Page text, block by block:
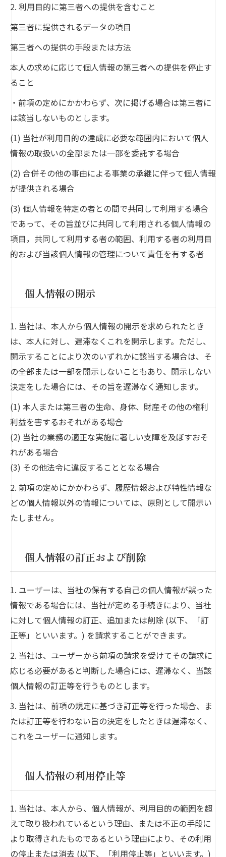
2. 利用目的に第三者への提供を含むこと
第三者に提供されるデータの項目
第三者への提供の手段または方法
本人の求めに応じて個人情報の第三者への提供を停止す
ること
・前項の定めにかかわらず、次に掲げる場合は第三者に
は該当しないものとします。
(1) 当社が利用目的の達成に必要な範囲内において個人
情報の取扱いの全部または一部を委託する場合
(2) 合併その他の事由による事業の承継に伴って個人情報
が提供される場合
(3) 個人情報を特定の者との間で共同して利用する場合
であって、その旨並びに共同して利用される個人情報の
項目，共同して利用する者の範囲、利用する者の利用目
的および当該個人情報の管理について責任を有する者
個人情報の開示
1. 当社は、本人から個人情報の開示を求められたとき
は、本人に対し、遅滞なくこれを開示します。ただし、
開示することにより次のいずれかに該当する場合は、そ
の全部または一部を開示しないこともあり、開示しない
決定をした場合には、その旨を遅滞なく通知します。
(1) 本人または第三者の生命、身体、財産その他の権利
利益を害するおそれがある場合
(2) 当社の業務の適正な実施に著しい支障を及ぼすおそ
れがある場合
(3) その他法令に違反することとなる場合
2. 前項の定めにかかわらず、履歴情報および特性情報な
どの個人情報以外の情報については、原則として開示い
たしません。
個人情報の訂正および削除
1. ユーザーは、当社の保有する自己の個人情報が誤った
情報である場合には、当社が定める手続きにより、当社
に対して個人情報の訂正、追加または削除 (以下、「訂
正等」といいます。) を請求することができます。
2. 当社は、ユーザーから前項の請求を受けてその請求に
応じる必要があると判断した場合には、遅滞なく、当該
個人情報の訂正等を行うものとします。
3. 当社は、前項の規定に基づき訂正等を行った場合、ま
たは訂正等を行わない旨の決定をしたときは遅滞なく、
これをユーザーに通知します。
個人情報の利用停止等
1. 当社は、本人から、個人情報が、利用目的の範囲を超
えて取り扱われているという理由、または不正の手段に
より取得されたものであるという理由により、その利用
の停止または消去 (以下、「利用停止等」といいます。)